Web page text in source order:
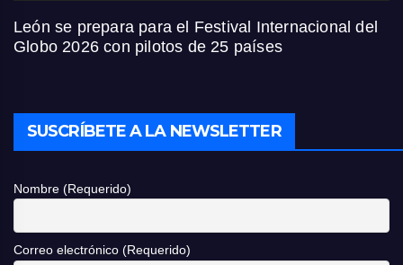
León se prepara para el Festival Internacional del
Globo 2026 con pilotos de 25 países
SUSCRÍBETE A LA NEWSLETTER
Nombre (Requerido)
Correo electrónico (Requerido)